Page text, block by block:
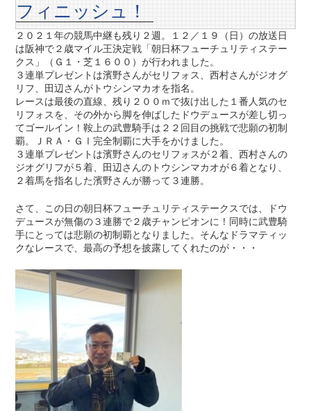
フィニッシュ！
２０２１年の競馬中継も残り２週。１２／１９（日）の放送日
は阪神で２歳マイル王決定戦「朝日杯フューチュリティステー
クス」（Ｇ１・芝１６００）が行われました。
３連単プレゼントは濱野さんがセリフォス、西村さんがジオグ
リフ、田辺さんがトウシンマカオを指名。
レースは最後の直線、残り２００ｍで抜け出した１番人気のセ
リフォスを、その外から脚を伸ばしたドウデュースが差し切っ
てゴールイン！鞍上の武豊騎手は２２回目の挑戦で悲願の初制
覇。ＪＲＡ・ＧⅠ完全制覇に大手をかけました。
３連単プレゼントは濱野さんのセリフォスが２着、西村さんの
ジオグリフが５着、田辺さんのトウシンマカオが６着となり、
２着馬を指名した濱野さんが勝って３連勝。
さて、この日の朝日杯フューチュリティステークスでは、ドウ
デュースが無傷の３連勝で２歳チャンピオンに！同時に武豊騎
手にとっては悲願の初制覇となりました。そんなドラマティッ
クなレースで、最高の予想を披露してくれたのが・・・